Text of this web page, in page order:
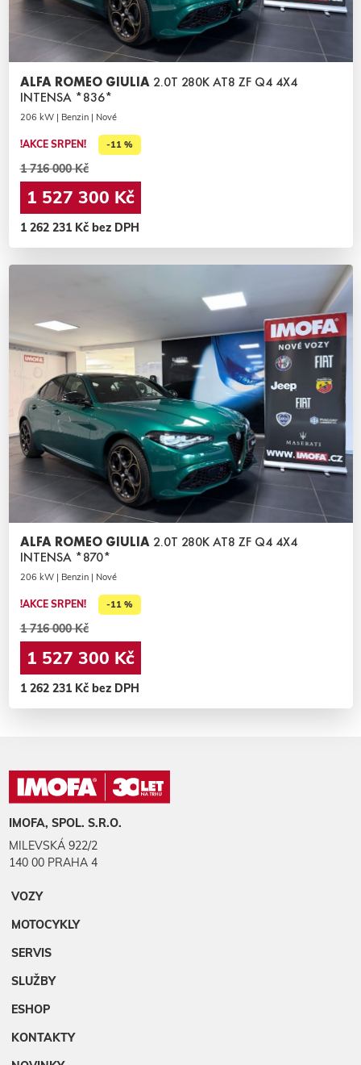
ALFA ROMEO GIULIA 2.0T 280K AT8 ZF Q4 4X4
INTENSA *836*
206 kW | Benzin | Nové
!AKCE SRPEN! -11 %
1 716 000 Kč
1 527 300 Kč
1 262 231 Kč bez DPH
ALFA ROMEO GIULIA 2.0T 280K AT8 ZF Q4 4X4
INTENSA *870*
206 kW | Benzin | Nové
!AKCE SRPEN! -11 %
1 716 000 Kč
1 527 300 Kč
1 262 231 Kč bez DPH
IMOFA, SPOL. S.R.O.
MILEVSKÁ 922/2
140 00 PRAHA 4
VOZY
MOTOCYKLY
SERVIS
SLUŽBY
ESHOP
KONTAKTY